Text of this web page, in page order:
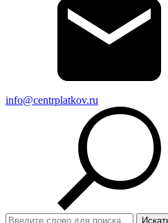
info@centrplatkov.ru